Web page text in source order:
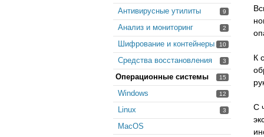
9
Антивирусные утилиты
2
Анализ и мониторинг
10
Шифрование и контейнеры
3
Средства восстановления
15
Операционные системы
12
Windows
3
Linux
MacOS
К
С